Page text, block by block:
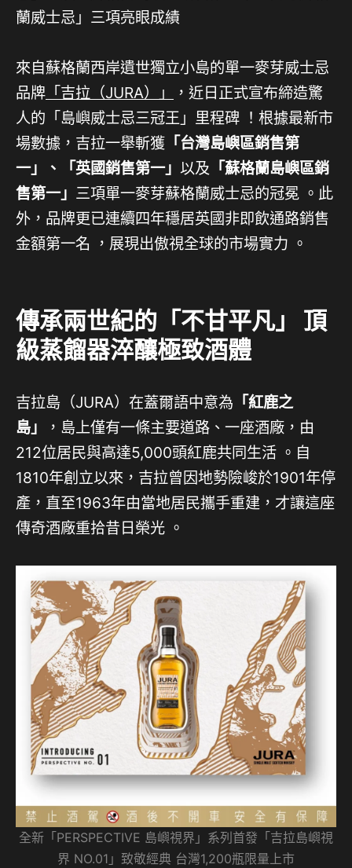
來自蘇格蘭西岸遺世獨立小島的單一麥芽威士忌
品牌 「吉拉（JURA）」
，近日正式宣布締造驚
人的「島嶼威士忌三冠王」里程碑 ！根據最新市
場數據，吉拉一舉斬獲 「台灣島嶼區銷售第
一」、「英國銷售第一」 以及 「蘇格蘭島嶼區銷
售第一」 三項單一麥芽蘇格蘭威士忌的冠冕 。此
外，品牌更已連續四年穩居英國非即飲通路銷售
金額第一名 ，展現出傲視全球的市場實力 。
傳承兩世紀的「不甘平凡」 頂
級蒸餾器淬釀極致酒體
吉拉島（JURA）在蓋爾語中意為 「紅鹿之
島」
，島上僅有一條主要道路、一座酒廠，由
212位居民與高達5,000頭紅鹿共同生活 。自
1810年創立以來，吉拉曾因地勢險峻於1901年停
產，直至1963年由當地居民攜手重建，才讓這座
傳奇酒廠重拾昔日榮光 。
全新「PERSPECTIVE 島嶼視界」系列首發「吉拉島嶼視
界 NO.01」致敬經典 台灣1,200瓶限量上市